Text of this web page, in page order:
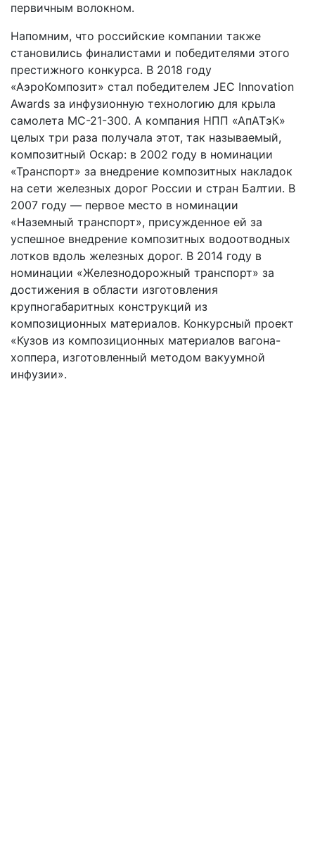
первичным волокном.
Напомним, что российские компании также
становились финалистами и победителями этого
престижного конкурса. В 2018 году
«АэроКомпозит» стал победителем JEC Innovation
Awards за инфузионную технологию для крыла
самолета МС-21-300. А компания НПП «АпАТэК»
целых три раза получала этот, так называемый,
композитный Оскар: в 2002 году в номинации
«Транспорт» за внедрение композитных накладок
на сети железных дорог России и стран Балтии. В
2007 году — первое место в номинации
«Наземный транспорт», присужденное ей за
успешное внедрение композитных водоотводных
лотков вдоль железных дорог. В 2014 году в
номинации «Железнодорожный транспорт» за
достижения в области изготовления
крупногабаритных конструкций из
композиционных материалов. Конкурсный проект
«Кузов из композиционных материалов вагона-
хоппера, изготовленный методом вакуумной
инфузии».